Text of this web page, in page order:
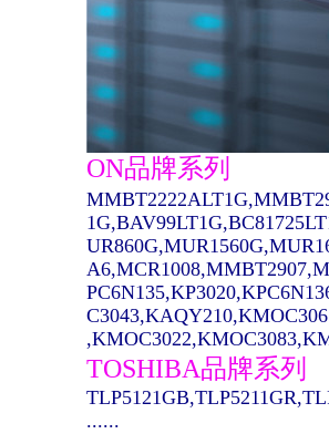
ON品牌系列
TOSHIBA品牌系列
......